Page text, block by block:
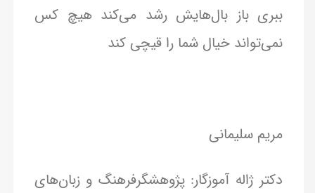
ببری باز بال‌هایش رشد می‌کند هیچ کس
نمی‌تواند خیال شما را قیچی کند
مریم سلیمانی
دکتر ژاله آموزگار: پژوهشگرفرهنگ و زبان‌های